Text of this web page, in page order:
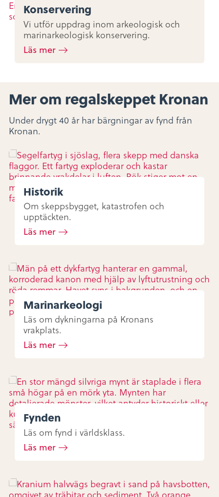
Konservering
Vi utför uppdrag inom arkeologisk och
marinarkeologisk konservering.
Läs mer
Mer om regalskeppet Kronan
Under drygt 40 år har bärgningar av fynd från
Kronan.
Historik
Om skeppsbygget, katastrofen och
upptäckten.
Läs mer
Marinarkeologi
Läs om dykningarna på Kronans
vrakplats.
Läs mer
Fynden
Läs om fynd i världsklass.
Läs mer